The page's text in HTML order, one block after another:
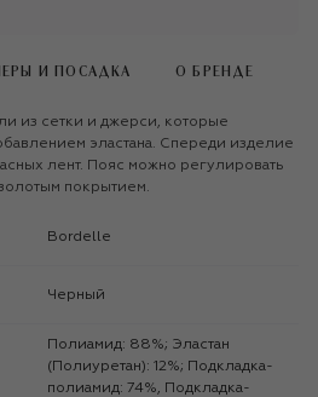
И ПОСАДКА О БРЕНДЕ
из сетки и джерси, которые
эластана. Спереди изделие
лент. Пояс можно регулировать
покрытием.
Bordelle
Черный
Полиамид: 88%; Эластан
(Полиуретан): 12%; Подкладка-
полиамид: 74%, Подкладка-